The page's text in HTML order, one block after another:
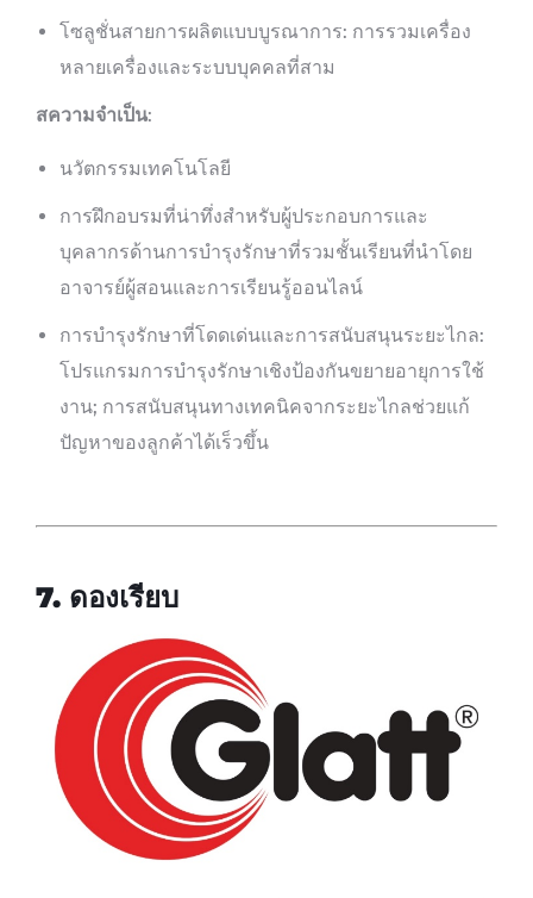
โซลูชั่นสายการผลิตแบบบูรณาการ: การรวมเครื่อง
หลายเครื่องและระบบบุคคลที่สาม
สความจำเป็น:
นวัตกรรมเทคโนโลยี
การฝึกอบรมที่น่าทึ่งสำหรับผู้ประกอบการและ
บุคลากรด้านการบำรุงรักษาที่รวมชั้นเรียนที่นำโดย
อาจารย์ผู้สอนและการเรียนรู้ออนไลน์
การบำรุงรักษาที่โดดเด่นและการสนับสนุนระยะไกล:
โปรแกรมการบำรุงรักษาเชิงป้องกันขยายอายุการใช้
งาน; การสนับสนุนทางเทคนิคจากระยะไกลช่วยแก้
ปัญหาของลูกค้าได้เร็วขึ้น
7. ดองเรียบ